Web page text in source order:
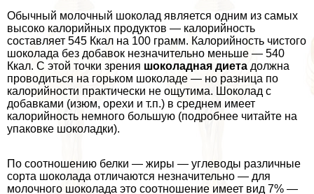
Обычный молочный шоколад является одним из самых
высоко калорийных продуктов — калорийность
составляет 545 Ккал на 100 грамм. Калорийность чистого
шоколада без добавок незначительно меньше — 540
Ккал. С этой точки зрения шоколадная диета должна
проводиться на горьком шоколаде — но разница по
калорийности пpaктически не ощутима. Шоколад с
добавками (изюм, орехи и т.п.) в среднем имеет
калорийность немного большую (подробнее читайте на
упаковке шоколадки).
По соотношению белки — жиры — углеводы различные
сорта шоколада отличаются незначительно — для
молочного шоколада это соотношение имеет вид 7% —